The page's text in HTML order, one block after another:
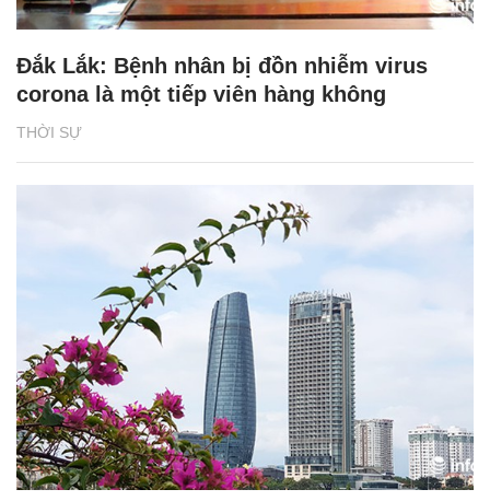
THỜI SỰ
Đắk Lắk: Bệnh nhân bị đồn nhiễm virus
corona là một tiếp viên hàng không